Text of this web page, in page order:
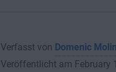
Verfasst von Domenic
Veröffentlicht am February